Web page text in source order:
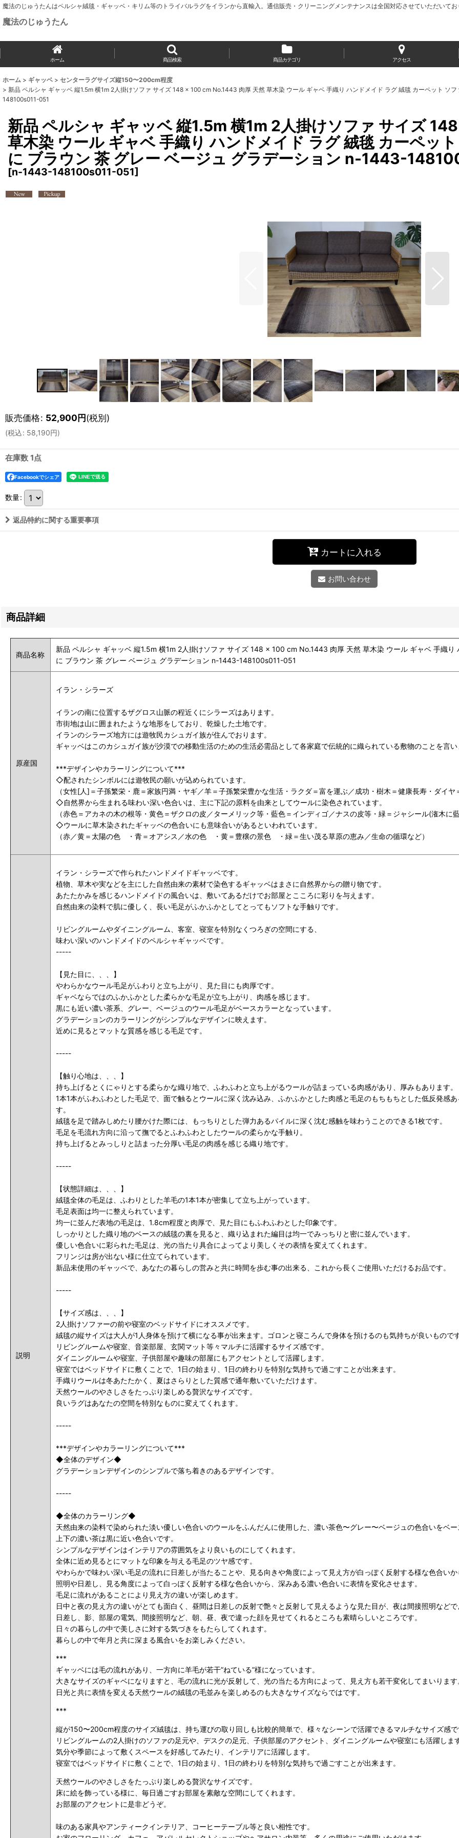
魔法のじゅうたんはペルシャ絨毯・ギャッベ・キリム等のトライバルラグをイランから直輸入。通信販売・クリーニングメンテナンスは全国対応させていただいて
魔法のじゅうたん
ホーム 商品検索 商品カテゴリ アクセス
ホーム > ギャッベ > センターラグサイズ縦150〜200cm程度
> 新品 ペルシャ ギャッベ 縦1.5m 横1m 2人掛けソファ サイズ 148 × 100 cm No.1443 肉厚 天然 草木染 ウール ギャベ 手織り ハンドメイド ラグ 絨毯 カーペット
148100s011-051
新品 ペルシャ ギャッベ 縦1.5m 横1m 2人掛けソファ サイズ
草木染 ウール ギャベ 手織り ハンドメイド ラグ 絨毯 カーペッ
に ブラウン 茶 グレー ベージュ グラデーション n-1443-
[n-1443-148100s011-051]
販売価格: 52,900円(税別)
(税込: 58,190円)
在庫数 1点
Facebookでシェア
数量:
返品特約に関する重要事項
カートに入れる
お問い合わせ
商品詳細
商品名称
新品 ペルシャ ギャッベ 縦1.5m 横1m 2人掛けソファ サイズ 148 × 100 cm No.1443 肉厚 天然 草木染 ウール ギャベ 手織
に ブラウン 茶 グレー ベージュ グラデーション n-1443-148100s011-051
原産国
イラン・シラーズ
イランの南に位置するザグロス山脈の程近くにシラーズはあります。
市街地は山に囲まれたような地形をしており、乾燥した土地です。
イランのシラーズ地方には遊牧民カシュガイ族が住んでおります。
ギャッベはこのカシュガイ族が沙漠での移動生活のための生活必需品として各家庭で伝統的に織られている敷物のことを言
***デザインやカラーリングについて***
◇配されたシンボルには遊牧民の願いが込められています。
（女性[人]＝子孫繁栄・鹿＝家族円満・ヤギ／羊＝子孫繁栄豊かな生活・ラクダ＝富を運ぶ／成功・樹木＝健康長寿・ダイ
◇自然界から生まれる味わい深い色合いは、主に下記の原料を由来としてウールに染色されています。
（赤色＝アカネの木の根等・黄色＝ザクロの皮／ターメリック等・藍色＝インディゴ／ナスの皮等・緑＝ジャシール(潅木
◇ウールに草木染されたギャッベの色合いにも意味合いがあるといわれています。
（赤／黄＝太陽の色 ・青＝オアシス／水の色 ・黄＝豊穣の景色 ・緑＝生い茂る草原の恵み／生命の循環など）
説明
イラン・シラーズで作られたハンドメイドギャッベです。
植物、草木や実などを主にした自然由来の素材で染色するギャッベはまさに自然界からの贈り物です。
あたたかみを感じるハンドメイドの風合いは、敷いてあるだけでお部屋とこころに彩りを与えます。
自然由来の染料で肌に優しく、長い毛足がふかふかとしてとってもソフトな手触りです。
リビングルームやダイニングルーム、客室、寝室を特別なくつろぎの空間にする、
味わい深いのハンドメイドのペルシャギャッベです。
-----
【見た目に、、、】
やわらかなウール毛足がふわりと立ち上がり、見た目にも肉厚です。
ギャベならではのふかふかとした柔らかな毛足が立ち上がり、肉感を感じます。
黒にも近い濃い茶系、グレー、ベージュのウール毛足がベースカラーとなっています。
グラデーションのカラーリングがシンプルなデザインに映えます。
近めに見るとマットな質感を感じる毛足です。
-----
【触り心地は、、、】
持ち上げるとくにゃりとする柔らかな織り地で、ふわふわと立ち上がるウールが詰まっている肉感があり、厚みもあります。
1本1本がふわふわとした毛足で、面で触るとウールに深く沈み込み、ふかふかとした肉感と毛足のもちもちとした低反発感
す。
絨毯を足で踏みしめたり腰かけた際には、もっちりとした弾力あるパイルに深く沈む感触を味わうことのできる1枚です。
毛足を毛流れ方向に沿って撫でるとふわふわとしたウールの柔らかな手触り。
持ち上げるとみっしりと詰まった分厚い毛足の肉感を感じる織り地です。
-----
【状態詳細は、、、】
絨毯全体の毛足は、ふわりとした羊毛の1本1本が密集して立ち上がっています。
毛足表面は均一に整えられています。
均一に並んだ表地の毛足は、1.8cm程度と肉厚で、見た目にもふわふわとした印象です。
しっかりとした織り地のベースの絨毯の裏を見ると、織り込まれた編目は均一でみっちりと密に並んでいます。
優しい色合いに彩られた毛足は、光の当たり具合によってより美しくその表情を変えてくれます。
フリンジは房が出ない様に仕立てられています。
新品未使用のギャッベで、あなたの暮らしの営みと共に時間を歩む事の出来る、これから長くご使用いただけるお品です。
-----
【サイズ感は、、、】
2人掛けソファーの前や寝室のベッドサイドにオススメです。
絨毯の縦サイズは大人が1人身体を預けて横になる事が出来ます。ゴロンと寝ころんで身体を預けるのも気持ちが良いもので
リビングルームや寝室、音楽部屋、玄関マット等々マルチに活躍するサイズ感です。
ダイニングルームや寝室、子供部屋や趣味の部屋にもアクセントとして活躍します。
寝室ではベッドサイドに敷くことで、1日の始まり、1日の終わりを特別な気持ちで過ごすことが出来ます。
手織りウールは冬あたたかく、夏はさらりとした質感で通年敷いていただけます。
天然ウールのやさしさをたっぷり楽しめる贅沢なサイズです。
良いラグはあなたの空間を特別なものに変えてくれます。
-----
***デザインやカラーリングについて***
◆全体のデザイン◆
グラデーションデザインのシンプルで落ち着きのあるデザインです。
-----
◆全体のカラーリング◆
天然由来の染料で染められた淡い優しい色合いのウールをふんだんに使用した、濃い茶色〜グレー〜ベージュの色合いをベ
上下の濃い茶は黒に近い色合いです。
シンプルなデザインはインテリアの雰囲気をより良いものにしてくれます。
全体に近め見るとにマットな印象を与える毛足のツヤ感です。
やわらかで味わい深い毛足の流れに日差しが当たることや、見る向きや角度によって見え方が白っぽく反射する様な色合い
照明や日差し、見る角度によって白っぽく反射する様な色合いから、深みある濃い色合いに表情を変化させます。
毛足に流れがあることにより見え方の違いが楽しめます。
日中と夜の見え方の違いがとても面白く、昼間は日差しの反射で艶々と反射して見えるような見た目が、夜は間接照明など
日差し、影、部屋の電気、間接照明など、朝、昼、夜で違った顔を見せてくれるところも素晴らしいところです。
日々の暮らしの中で美しさに対する気づきをもたらしてくれます。
暮らしの中で年月と共に深まる風合いをお楽しみください。
***
ギャッベには毛の流れがあり、一方向に羊毛が若干”ねている”様になっています。
大きなサイズのギャベになりますと、毛の流れに光が反射して、光の当たる方向によって、見え方も若干変化してまいります
日光と共に表情を変える天然ウールの絨毯の毛並みを楽しめるのも大きなサイズならではです。
***
縦が150〜200cm程度のサイズ絨毯は、持ち運びの取り回しも比較的簡単で、様々なシーンで活躍できるマルチなサイズ感
リビングルームの2人掛けのソファの足元や、デスクの足元、子供部屋のアクセント、ダイニングルームや寝室にも活躍しま
気分や季節によって敷くスペースを好感してみたり、インテリアに活躍します。
寝室ではベッドサイドに敷くことで、1日の始まり、1日の終わりを特別な気持ちで過ごすことが出来ます。
天然ウールのやさしさをたっぷり楽しめる贅沢なサイズです。
床に絵を飾っている様に、毎日過ごすお部屋を素敵な空間にしてくれます。
お部屋のアクセントに是非どうぞ。
味のある家具やアンティークインテリア、コーヒーテーブル等と良い相性です。